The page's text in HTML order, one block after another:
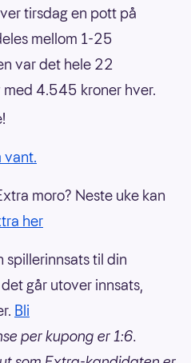
tirsdag en pott på
mellom 1-25
var det hele 22
med 4.545 kroner hver.
vant.
moro? Neste uke kan
her
spillerinnsats til din
går utover innsats,
Bli
per kupong er 1:6.